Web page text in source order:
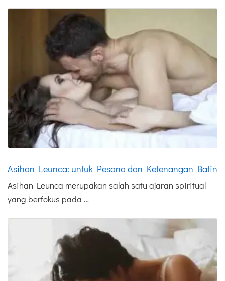
Asihan Leunca: untuk Pesona dan Ketenangan Batin
Asihan Leunca merupakan salah satu ajaran spiritual
yang berfokus pada …